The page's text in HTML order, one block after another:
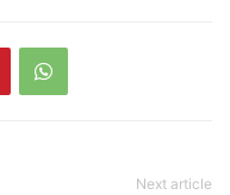
Next article